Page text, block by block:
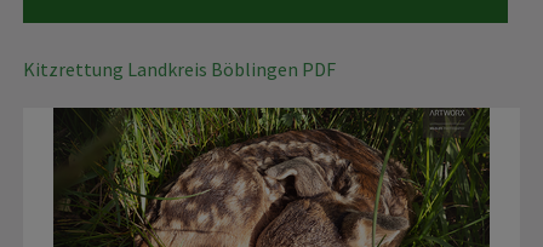
Kitzrettung Landkreis Böblingen PDF